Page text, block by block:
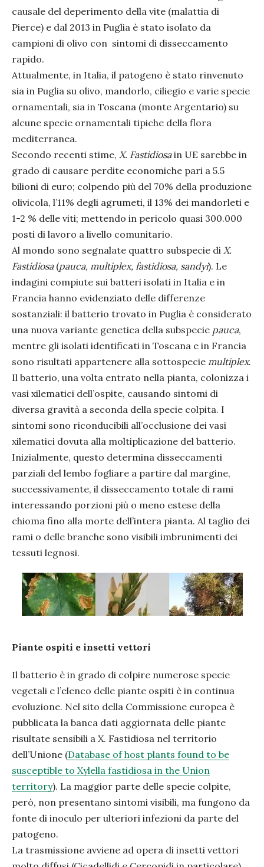
causale del deperimento della vite (malattia di
Pierce) e dal 2013 in Puglia è stato isolato da
campioni di olivo con sintomi di disseccamento
rapido.
Attualmente, in Italia, il patogeno è stato rinvenuto
sia in Puglia su olivo, mandorlo, ciliegio e varie specie
ornamentali, sia in Toscana (monte Argentario) su
alcune specie ornamentali tipiche della flora
mediterranea.
Secondo recenti stime, X. Fastidiosain UE sarebbe in
grado di causare perdite economiche pari a 5.5
bilioni di euro; colpendo più del 70% della produzione
olivicola, l’11% degli agrumeti, il 13% dei mandorleti e
1-2 % delle viti; mettendo in pericolo quasi 300.000
posti di lavoro a livello comunitario.
Al mondo sono segnalate quattro subspecie di X.
Fastidiosa(pauca, multiplex, fastidiosa, sandyi). Le
indagini compiute sui batteri isolati in Italia e in
Francia hanno evidenziato delle differenze
sostanziali: il batterio trovato in Puglia è considerato
una nuova variante genetica della subspecie pauca,
mentre gli isolati identificati in Toscana e in Francia
sono risultati appartenere alla sottospecie multiplex.
Il batterio, una volta entrato nella pianta, colonizza i
vasi xilematici dell’ospite, causando sintomi di
diversa gravità a seconda della specie colpita. I
sintomi sono riconducibili all’occlusione dei vasi
xilematici dovuta alla moltiplicazione del batterio.
Inizialmente, questo determina disseccamenti
parziali del lembo fogliare a partire dal margine,
successivamente, il disseccamento totale di rami
interessando porzioni più o meno estese della
chioma fino alla morte dell’intera pianta. Al taglio dei
rami o delle branche sono visibili imbrunimenti dei
tessuti legnosi.
Piante ospiti e insetti vettori
Il batterio è in grado di colpire numerose specie
vegetali e l’elenco delle piante ospiti è in continua
evoluzione. Nel sito della Commissione europea è
pubblicata la banca dati aggiornata delle piante
risultate sensibili a X. Fastidiosa nel territorio
dell’Unione (Database of host plants found to be
susceptible to Xylella fastidiosa in the Union
territory). La maggior parte delle specie colpite,
però, non presentano sintomi visibili, ma fungono da
fonte di inoculo per ulteriori infezioni da parte del
patogeno.
La trasmissione avviene ad opera di insetti vettori